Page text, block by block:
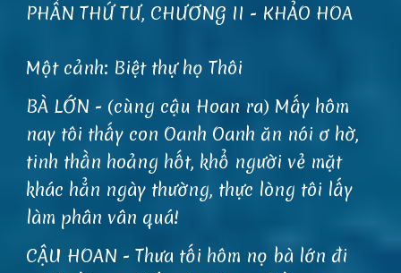
PHẦN THỨ TƯ, CHƯƠNG II - KHẢO HOA
Một cảnh: Biệt thự họ Thôi
BÀ LỚN - (cùng cậu Hoan ra) Mấy hôm
nay tôi thấy con Oanh Oanh ăn nói ơ hờ,
tinh thần hoảng hốt, khổ người vẻ mặt
khác hẳn ngày thường, thực lòng tôi lấy
làm phân vân quá!
CẬU HOAN - Thưa tối hôm nọ bà lớn đi